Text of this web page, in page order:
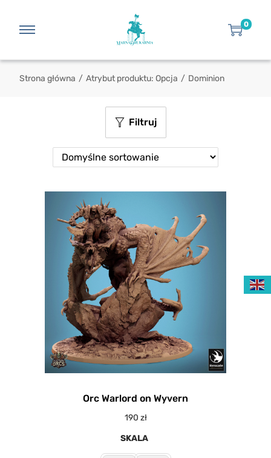
0
Strona główna / Atrybut produktu: Opcja / Dominion
Filtruj
Orc Warlord on Wyvern
190 zł
SKALA